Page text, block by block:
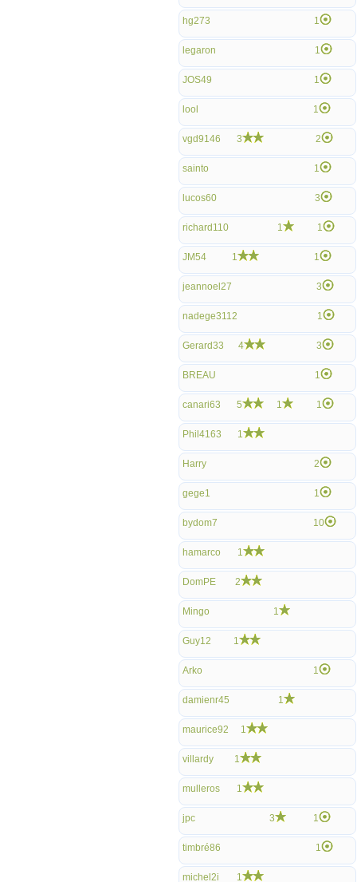
hg273 1
legaron 1
JOS49 1
lool 1
vgd9146 3 2
sainto 1
lucos60 3
richard110 1 1
JM54 1 1
jeannoel27 3
nadege3112 1
Gerard33 4 3
BREAU 1
canari63 5 1 1
Phil4163 1
Harry 2
gege1 1
bydom7 10
hamarco 1
DomPE 2
Mingo 1
Guy12 1
Arko 1
damienr45 1
maurice92 1
villardy 1
mulleros 1
jpc 3 1
timbré86 1
michel2i 1